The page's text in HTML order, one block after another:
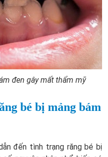
đen gây mất thẩm mỹ
bé bị mảng bám
đến tình trạng răng bé bị